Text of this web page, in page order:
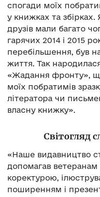
спогади моїх
у книжках та збірках.
друзів мали багато
гарячих 2014 і 2015
перебільшення, був
життя. Так
«Жадання фронту»,
моїх побратимів
літератора чи
власну книжку».
Світогляд
«Наше видавництво
допомагав ветеранам
коректурою,
поширенням і